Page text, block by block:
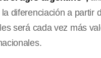
diferenciación a partir
será cada vez más